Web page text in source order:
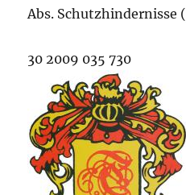
Abs. Schutzhindernisse (
30 2009 035 730